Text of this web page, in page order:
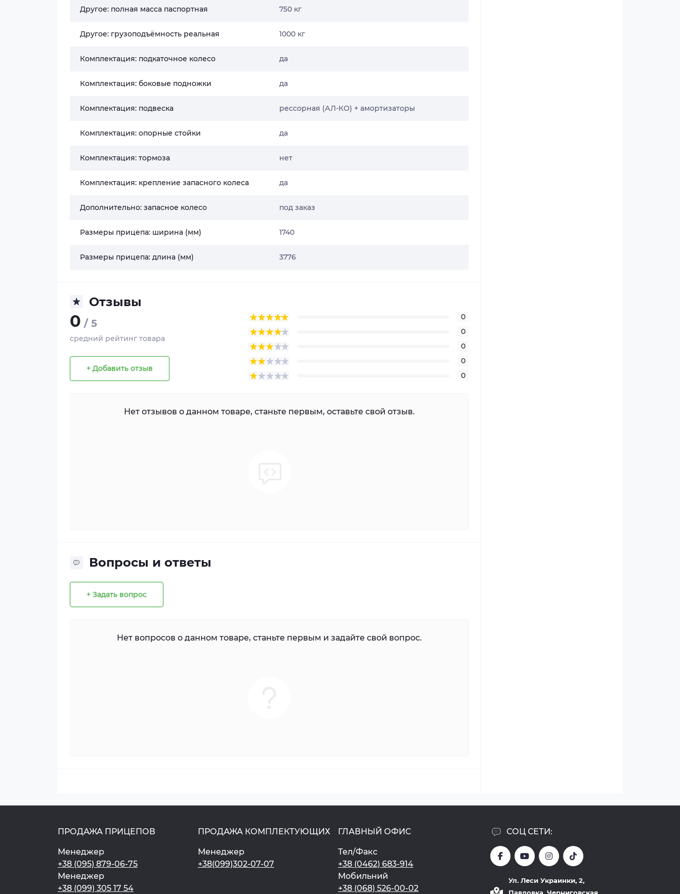
Другое: полная масса паспортная 750 кг
Другое: грузоподъёмность реальная 1000 кг
Комплектация: подкаточное колесо да
Комплектация: боковые подножки да
Комплектация: подвеска рессорная (АЛ-КО) + амортизаторы
Комплектация: опорные стойки да
Комплектация: тормоза нет
Комплектация: крепление запасного колеса да
Дополнительно: запасное колесо под заказ
Размеры прицепа: ширина (мм) 1740
Размеры прицепа: длина (мм) 3776
Отзывы
0 / 5
средний рейтинг товара
+ Добавить отзыв
0
0
0
0
0
Нет отзывов о данном товаре, станьте первым, оставьте свой отзыв.
Вопросы и ответы
+ Задать вопрос
Нет вопросов о данном товаре, станьте первым и задайте свой вопрос.
ПРОДАЖА ПРИЦЕПОВ
Менеджер
+38 (095) 879-06-75
Менеджер
+38 (099) 305 17 54
ПРОДАЖА КОМПЛЕКТУЮЩИХ
Менеджер
+38(099)302-07-07
ГЛАВНЫЙ ОФИС
Тел/Факс
+38 (0462) 683-914
Мобильний
+38 (068) 526-00-02
СОЦ СЕТИ:
Ул. Леси Украинки, 2,